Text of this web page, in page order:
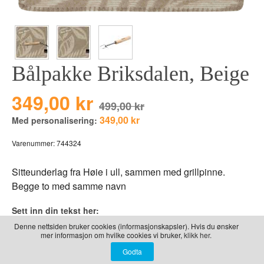
Denne nettsiden bruker cookies (informasjonskapsler). Hvis du ønsker
mer informasjon om hvilke cookies vi bruker, klikk her.
LEKER
BALLON PINK
DUCKS BLUE
GRAVERTE
Bålpakke Briksdalen, Beige
349,00 kr 499,00 kr
Med personalisering: 349,00 kr
Varenummer:744324
Sitteunderlag fra Høie i ull, sammen med grillpinne.
Begge to med samme navn
Sett inn din tekst her:
Brodering Initialer